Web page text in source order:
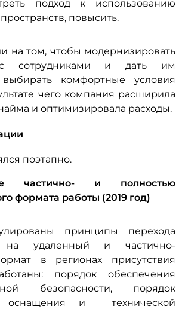
подход к использованию
повысить.
на том, чтобы модернизировать
сотрудниками и дать им
комфортные условия
чего компания расширила
и оптимизировала расходы.
поэтапно.
частично- и полностью
формата работы (2019 год)
принципы перехода
на удаленный и частично-
в регионах присутствия
порядок обеспечения
безопасности, порядок
оснащения и технической